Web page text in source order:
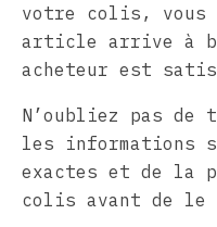
votre colis, vous
article arrive à
acheteur est
N’oubliez pas
les informations
exactes et de la
colis avant de le